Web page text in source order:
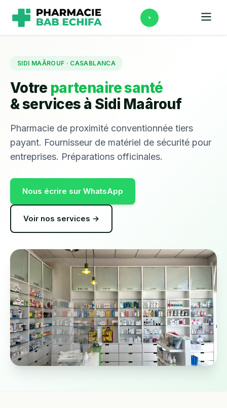
SIDI MAÂROUF · CASABLANCA
Votre partenaire santé
& services à Sidi Maârouf
Pharmacie de proximité conventionnée tiers
payant. Fournisseur de matériel de sécurité pour
entreprises. Préparations officinales.
Nous écrire sur WhatsApp
Voir nos services →